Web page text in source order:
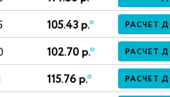
105.43 р.* РАСЧЕТ
102.70 р.* РАСЧЕТ
115.76 р.* РАСЧЕТ